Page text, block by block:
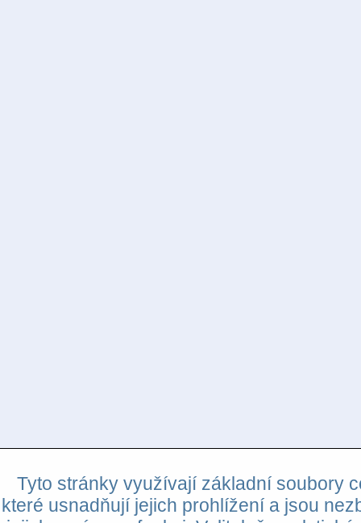
Tyto stránky využívají základní soubory
které usnadňují jejich prohlížení a jsou